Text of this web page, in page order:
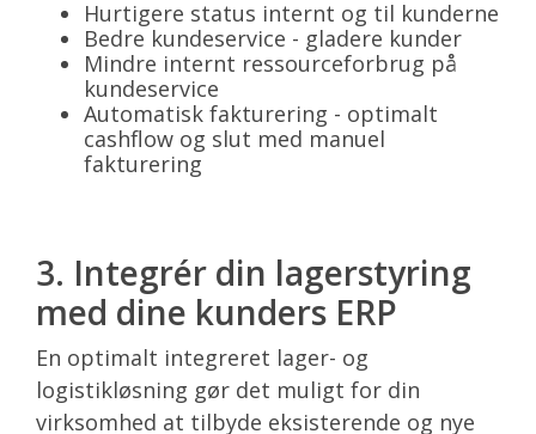
Hurtigere status internt og til kunderne
Bedre kundeservice - gladere kunder
Mindre internt ressourceforbrug på
kundeservice
Automatisk fakturering - optimalt
cashflow og slut med manuel
fakturering
3. Integrér din lagerstyring
med dine kunders ERP
En optimalt integreret lager- og
logistikløsning gør det muligt for din
virksomhed at tilbyde eksisterende og nye